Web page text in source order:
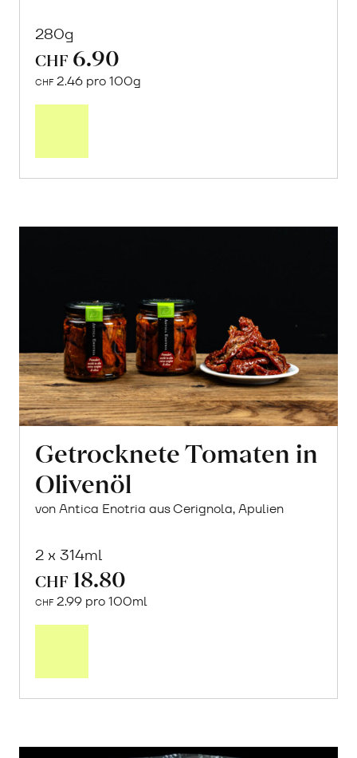
280g
CHF 6.90
CHF 2.46 pro 100g
Getrocknete Tomaten in
Olivenöl
von Antica Enotria aus Cerignola, Apulien
2 x 314ml
CHF 18.80
CHF 2.99 pro 100ml